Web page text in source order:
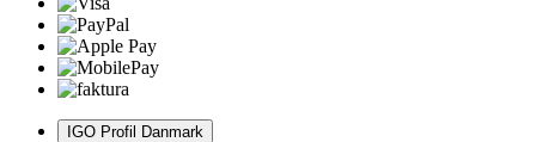
IGO Profil Danmark